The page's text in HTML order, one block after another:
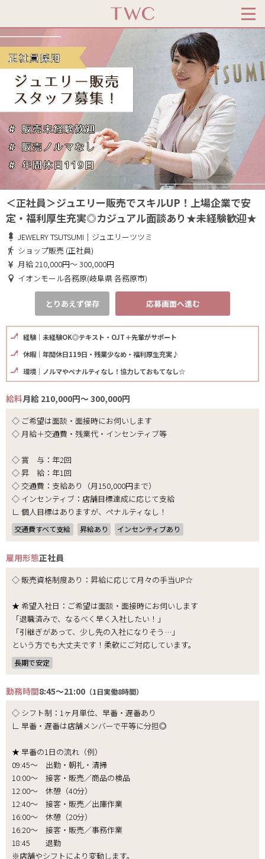
＜正社員＞ジュエリー販売でスキルUP！上場企業で安
定・福利厚生充実◎カジュアル面談あり★未経験歓迎★
JEWELRY TSUTSUMI｜ジュエリーツツミ
ショップ販売 (正社員)
月給 210,000円～ 300,000円
イオンモール各務原(岐阜県 各務原市)
とりあえず保存 応募画面へ進む
経験｜未経験OK◎テキスト・OJT＋先輩がサポート
休暇｜年間休日119日・残業少なめ・福利厚生充実♪
環境｜ノルマやペナルティなし！協力しておもてなし☆
給料月給 210,000円～ 300,000円
◇ ご希望は面談・面接時にお伺いします
◇ 月給＋交通費・残業代・インセンティブ等
◇ 賞 与：年2回
◇ 昇 給：年1回
◇ 交通費：支給あり（月150,000円まで）
◇ インセンティブ：店舗目標達成に応じて支給
∟ 個人目標はありますが、ペナルティなし！
交通費すべて支給 昇給あり インセンティブあり
雇用形態正社員
◇ 販売資格制度あり：昇給に応じて月々の手当UP☆
★ 希望入社日：ご希望は面談・面接時にお伺いします
「退職済みで、なるべく早く入社したい！」
「引継ぎがあって、少し先の入社になりそう…」
という方でも大丈夫です！柔軟にご対応しています。
長期で安定
勤務時間8:45～21:00 （1日実働8時間）
◇ シフト制：1ヶ月単位、早番・遅番あり
∟ 早番・遅番は店舗メンバーで平等に分担◎
★ 早番の1日の流れ（例）
09:45～ 出勤・朝礼・清掃
10:00～ 接客・販売／商品の検品
12:00～ 休憩（40分）
12:40～ 接客・販売／出庫作業
16:00～ 休憩（20分）
16:20～ 接客・販売／事務作業
18:45 退勤
※店舗やシフトにより変動します。